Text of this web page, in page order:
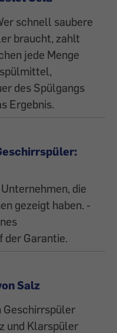
schnell saubere
braucht, zahlt
jede Menge
des Spülgangs
Ergebnis.
die
gezeigt haben. -
der Garantie.
Salz
Geschirrspüler
und Klarspüler